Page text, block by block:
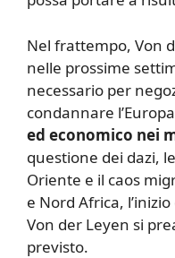
Nel frattempo, Von
nelle prossime
necessario per
condannare
ed economico nei
questione dei dazi,
Oriente e il caos
e Nord Africa,
Von der Leyen si
previsto.